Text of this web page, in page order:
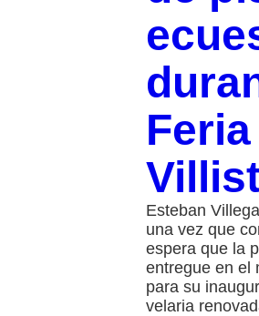
Feria
Esteban
una vez que
espera que la
entregue en el
para su
velaria